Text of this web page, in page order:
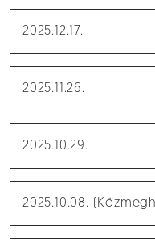
2025.12.17.
2025.11.26.
2025.10.29.
2025.10.08.